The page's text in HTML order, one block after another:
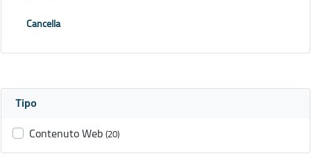
Cancella
Tipo
Contenuto Web (20)